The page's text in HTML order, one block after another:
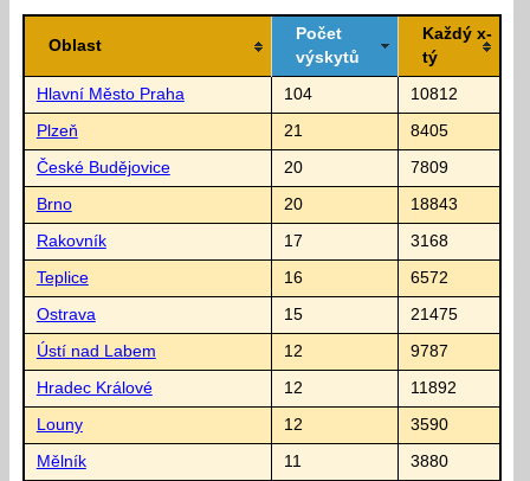
Oblast
Počet
výskytů
Každý x-
tý
Hlavní Město Praha 104 10812
Plzeň 21 8405
České Budějovice 20 7809
Brno 20 18843
Rakovník 17 3168
Teplice 16 6572
Ostrava 15 21475
Ústí nad Labem 12 9787
Hradec Králové 12 11892
Louny 12 3590
Mělník 11 3880